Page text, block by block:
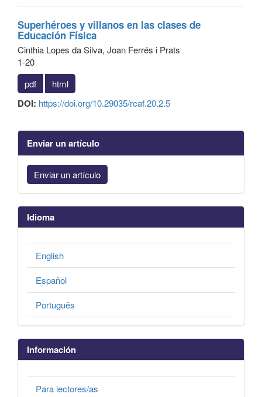
Superhéroes y villanos en las clases de
Educación Física
Cinthia Lopes da Silva, Joan Ferrés i Prats
1-20
pdf
html
DOI: https://doi.org/10.29035/rcaf.20.2.5
Enviar un artículo
Enviar un artículo
Idioma
English
Español
Português
Información
Para lectores/as